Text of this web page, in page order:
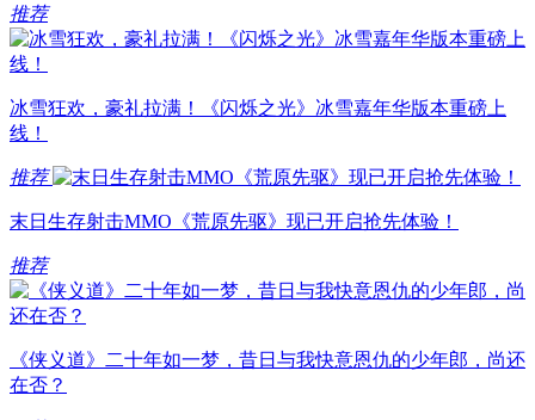
推荐
冰雪狂欢，豪礼拉满！《闪烁之光》冰雪嘉年华版本重磅上
线！
推荐
末日生存射击MMO《荒原先驱》现已开启抢先体验！
推荐
《侠义道》二十年如一梦，昔日与我快意恩仇的少年郎，尚还
在否？